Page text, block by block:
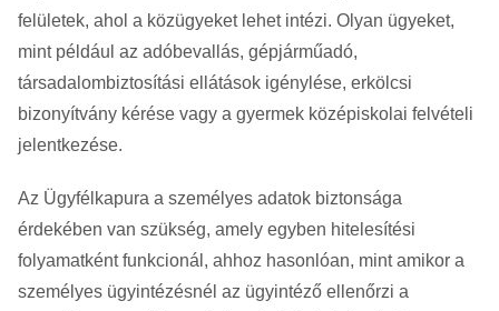
felületek, ahol a közügyeket lehet intézi. Olyan ügyeket,
mint például az adóbevallás, gépjárműadó,
társadalombiztosítási ellátások igénylése, erkölcsi
bizonyítvány kérése vagy a gyermek középiskolai felvételi
jelentkezése.
Az Ügyfélkapura a személyes adatok biztonsága
érdekében van szükség, amely egyben hitelesítési
folyamatként funkcionál, ahhoz hasonlóan, mint amikor a
személyes ügyintézésnél az ügyintéző ellenőrzi a